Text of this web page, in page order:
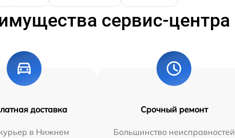
сервис-центра
доставка
в Нижнем
Срочный ремонт
Большинство неисправностей